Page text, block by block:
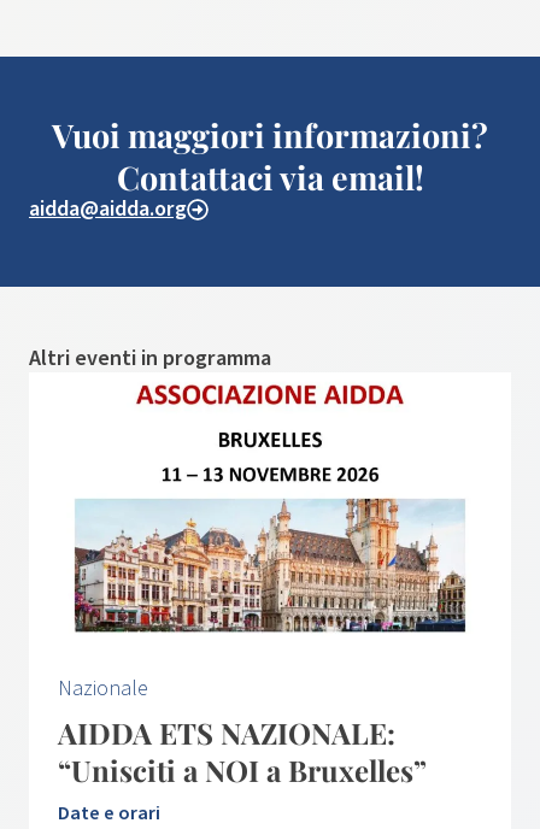
Vuoi maggiori informazioni?
Contattaci via email!
aidda@aidda.org
Altri eventi in programma
Nazionale
AIDDA ETS NAZIONALE:
“Unisciti a NOI a Bruxelles”
Date e orari